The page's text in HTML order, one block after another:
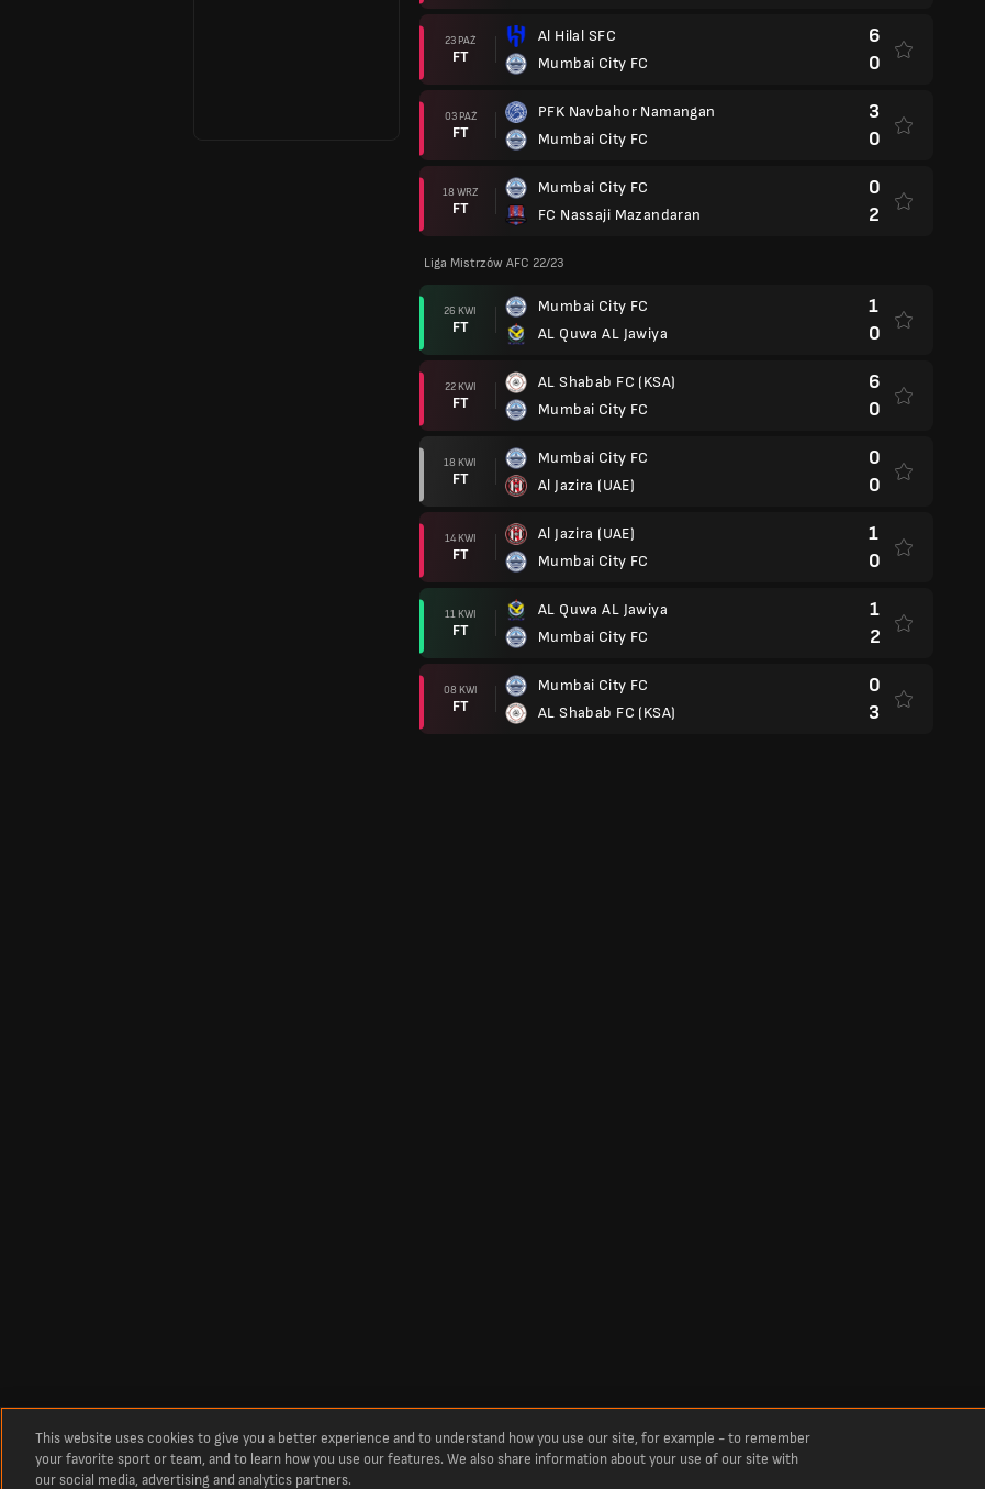
23 PAŹ
FT
Al Hilal SFC
Mumbai City FC
6
0
03 PAŹ
FT
PFK Navbahor Namangan
Mumbai City FC
3
0
18 WRZ
FT
Mumbai City FC
FC Nassaji Mazandaran
0
2
Liga Mistrzów AFC 22/23
26 KWI
FT
Mumbai City FC
AL Quwa AL Jawiya
1
0
22 KWI
FT
AL Shabab FC (KSA)
Mumbai City FC
6
0
18 KWI
FT
Mumbai City FC
Al Jazira (UAE)
0
0
14 KWI
FT
Al Jazira (UAE)
Mumbai City FC
1
0
11 KWI
FT
AL Quwa AL Jawiya
Mumbai City FC
1
2
08 KWI
FT
Mumbai City FC
AL Shabab FC (KSA)
0
3
This website uses cookies to give you a better experience and to understand how you use our site, for example - to remember
your favorite sport or team, and to learn how you use our features. We also share information about your use of our site with
our social media, advertising and analytics partners.